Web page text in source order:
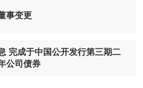
事变更
完成于中国公开发行第三期二
公司债券